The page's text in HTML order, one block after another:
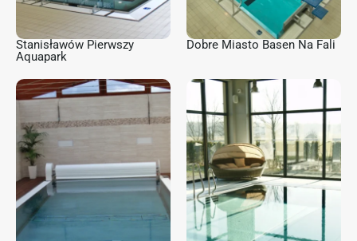
Stanisławów Pierwszy
Aquapark
Dobre Miasto Basen Na Fali